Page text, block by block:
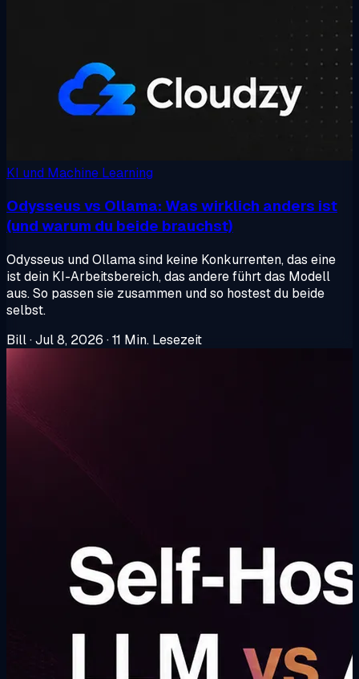
KI und Machine Learning
Odysseus vs Ollama: Was wirklich anders ist
(und warum du beide brauchst)
Odysseus und Ollama sind keine Konkurrenten, das eine
ist dein KI-Arbeitsbereich, das andere führt das Modell
aus. So passen sie zusammen und so hostest du beide
selbst.
Bill·Jul 8, 2026 ·11 Min. Lesezeit